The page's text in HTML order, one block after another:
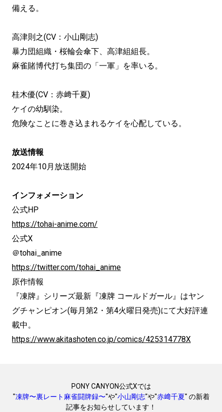
備える。
高津則之(CV：小山剛志)
暴力団組織・桜輪会傘下、高津組組長。
麻雀賭博代打ち集団の「一軍」を率いる。
桂木優(CV：赤﨑千夏)
ケイの幼馴染。
危険なことに巻き込まれるケイを心配している。
放送情報
2024年10月放送開始
インフォメーション
公式HP
https://tohai-anime.com/
公式X
＠tohai_anime
https://twitter.com/tohai_anime
原作情報
『凍牌』シリーズ最新『凍牌 コールドガール』はヤン
グチャンピオン(毎月第2・第4火曜日発売)にて大好評連
載中。
https://www.akitashoten.co.jp/comics/425314778X
PONY CANYON公式Xでは
"凍牌〜裏レート麻雀闘牌録〜"や"小山剛志"や"赤﨑千夏" の新着
記事をお知らせしています！